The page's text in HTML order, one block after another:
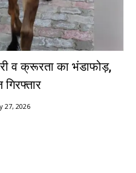
व क्रूरता का भंडाफोड़,
27, 2026